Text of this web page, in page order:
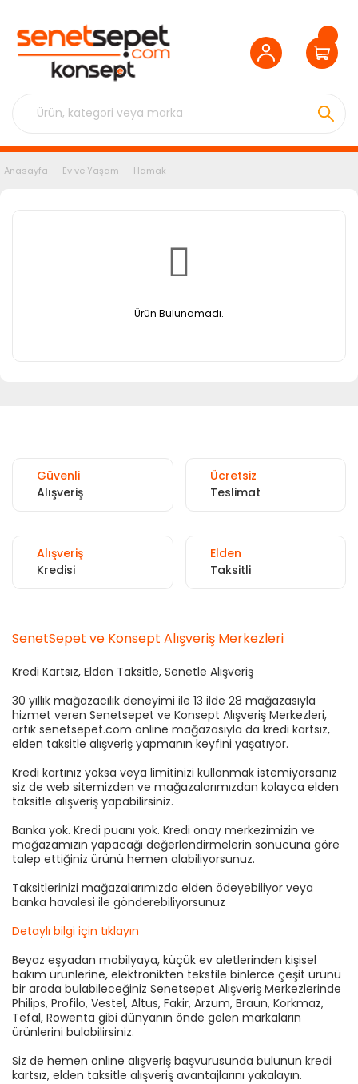
Anasayfa Ev ve Yaşam Hamak
Ürün Bulunamadı.
Güvenli
Alışveriş
Ücretsiz
Teslimat
Alışveriş
Kredisi
Elden
Taksitli
SenetSepet ve Konsept Alışveriş Merkezleri
Kredi Kartsız, Elden Taksitle, Senetle Alışveriş
30 yıllık mağazacılık deneyimi ile 13 ilde 28 mağazasıyla
hizmet veren Senetsepet ve Konsept Alışveriş Merkezleri,
artık senetsepet.com online mağazasıyla da kredi kartsız,
elden taksitle alışveriş yapmanın keyfini yaşatıyor.
Kredi kartınız yoksa veya limitinizi kullanmak istemiyorsanız
siz de web sitemizden ve mağazalarımızdan kolayca elden
taksitle alışveriş yapabilirsiniz.
Banka yok. Kredi puanı yok. Kredi onay merkezimizin ve
mağazamızın yapacağı değerlendirmelerin sonucuna göre
talep ettiğiniz ürünü hemen alabiliyorsunuz.
Taksitlerinizi mağazalarımızda elden ödeyebiliyor veya
banka havalesi ile gönderebiliyorsunuz
Detaylı bilgi için tıklayın
Beyaz eşyadan mobilyaya, küçük ev aletlerinden kişisel
bakım ürünlerine, elektronikten tekstile binlerce çeşit ürünü
bir arada bulabileceğiniz Senetsepet Alışveriş Merkezlerinde
Philips, Profilo, Vestel, Altus, Fakir, Arzum, Braun, Korkmaz,
Tefal, Rowenta gibi dünyanın önde gelen markaların
ürünlerini bulabilirsiniz.
Siz de hemen online alışveriş başvurusunda bulunun kredi
kartsız, elden taksitle alışveriş avantajlarını yakalayın.